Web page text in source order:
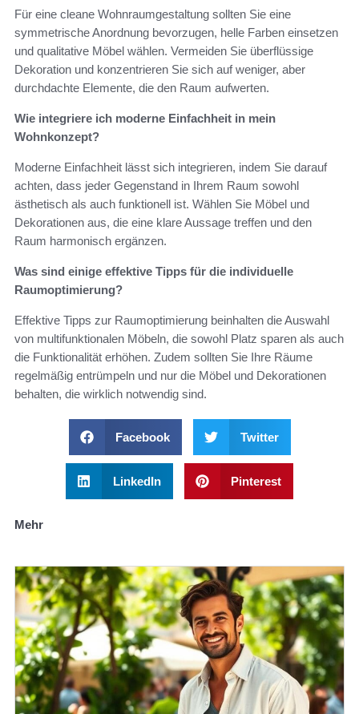
Für eine cleane Wohnraumgestaltung sollten Sie eine
symmetrische Anordnung bevorzugen, helle Farben einsetzen
und qualitative Möbel wählen. Vermeiden Sie überflüssige
Dekoration und konzentrieren Sie sich auf weniger, aber
durchdachte Elemente, die den Raum aufwerten.
Wie integriere ich moderne Einfachheit in mein
Wohnkonzept?
Moderne Einfachheit lässt sich integrieren, indem Sie darauf
achten, dass jeder Gegenstand in Ihrem Raum sowohl
ästhetisch als auch funktionell ist. Wählen Sie Möbel und
Dekorationen aus, die eine klare Aussage treffen und den
Raum harmonisch ergänzen.
Was sind einige effektive Tipps für die individuelle
Raumoptimierung?
Effektive Tipps zur Raumoptimierung beinhalten die Auswahl
von multifunktionalen Möbeln, die sowohl Platz sparen als auch
die Funktionalität erhöhen. Zudem sollten Sie Ihre Räume
regelmäßig entrümpeln und nur die Möbel und Dekorationen
behalten, die wirklich notwendig sind.
Facebook Twitter
LinkedIn Pinterest
Mehr